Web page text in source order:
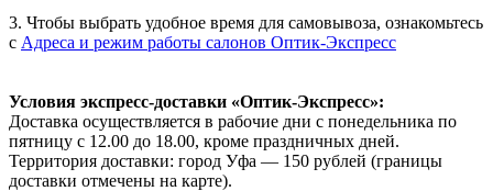
3. Чтобы выбрать удобное время для самовывоза, ознакомьтесь
с Адреса и режим работы салонов Оптик-Экспресс
Условия экспресс-доставки «Оптик-Экспресс»:
Доставка осуществляется в рабочие дни с понедельника по
пятницу с 12.00 до 18.00, кроме праздничных дней.
Территория доставки: город Уфа — 150 рублей (границы
доставки отмечены на карте).